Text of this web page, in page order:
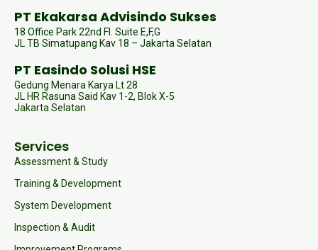
PT Ekakarsa Advisindo Sukses
18 Office Park 22nd Fl. Suite E,F,G
JL TB Simatupang Kav 18 – Jakarta Selatan
PT Easindo Solusi HSE
Gedung Menara Karya Lt 28
JL HR Rasuna Said Kav 1-2, Blok X-5
Jakarta Selatan
Services
Assessment & Study
Training & Development
System Development
Inspection & Audit